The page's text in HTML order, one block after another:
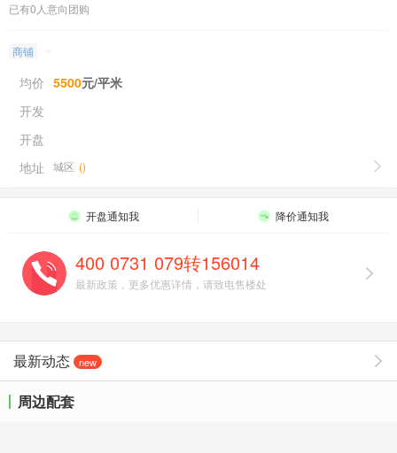
已有0人意向团购
商铺
均价 5500元/平米
开发
开盘
地址
城区 ()
开盘通知我 降价通知我
400 0731 079转156014
最新政策，更多优惠详情，请致电售楼处
最新动态 new
周边配套